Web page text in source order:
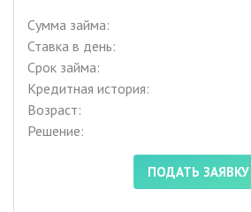
Сумма займа:
Ставка в день:
Срок займа:
Кредитная история:
Возраст:
Решение:
ПОДАТЬ ЗАЯВКУ